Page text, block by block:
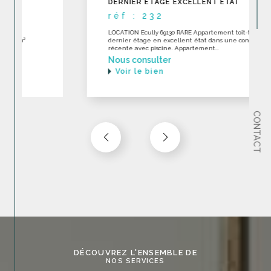
CONTACT
DERNIER ÉTAGE EXCELLENT ÉTAT
LOCATION Ecully 69130 RARE Appartement toit-terrase en
dernier étage en excellent état dans une construction
récente avec piscine. Appartement...
DÉCOUVREZ L'ENSEMBLE DE
NOS SERVICES